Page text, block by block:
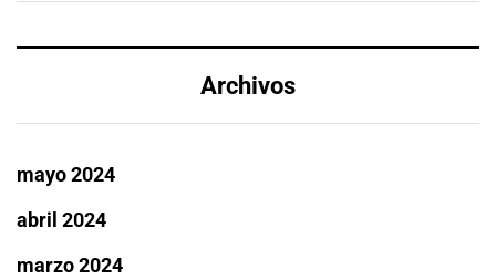
Archivos
mayo 2024
abril 2024
marzo 2024